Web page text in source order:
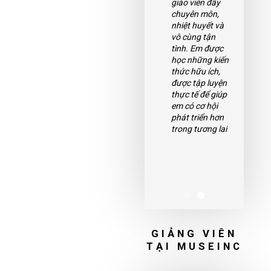
giáo viên đầy
chuyên môn,
nhiệt huyết và
vô cùng tận
tình. Em được
học những kiến
thức hữu ích,
được tập luyện
thực tế để giúp
em có cơ hội
phát triển hơn
trong tương lai
GIẢNG VIÊN
TẠI MUSEINC